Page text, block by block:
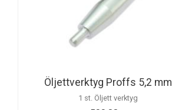
Öljettverktyg Proffs 5,2 mm
1 st. Öljett verktyg